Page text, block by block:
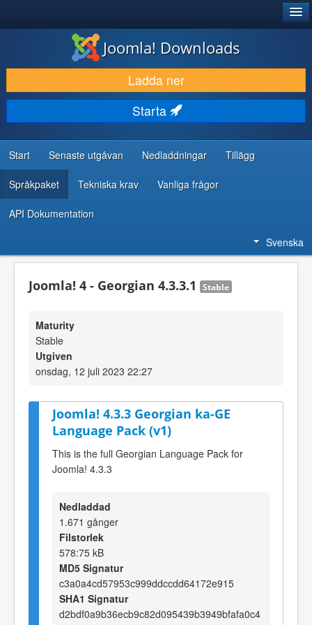
LADDA NER & UTÖKA
UPPTÄCK & LÄR
GEMENSKAP & SUPPORT
RESURSER FÖR UTVECKLARE
Joomla! Downloads
Ladda ner
Starta
Start Senaste utgåvan Nedladdningar Tillägg
Språkpaket Tekniska krav Vanliga frågor
API Dokumentation
Svenska
Joomla! 4 - Georgian 4.3.3.1 Stable
Maturity
Stable
Utgiven
onsdag, 12 juli 2023 22:27
Joomla! 4.3.3 Georgian ka-GE
Language Pack (v1)
This is the full Georgian Language Pack for
Joomla! 4.3.3
Nedladdad
1.671 gånger
Filstorlek
578:75 kB
MD5 Signatur
c3a0a4cd57953c999ddccdd64172e915
SHA1 Signatur
d2bdf0a9b36ecb9c82d095439b3949bfafa0c4